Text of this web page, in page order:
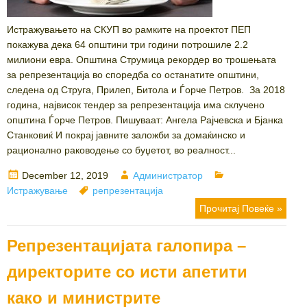
Истражувањето на СКУП во рамките на проектот ПЕП
покажува дека 64 општини три години потрошиле 2.2
милиони евра. Општина Струмица рекордер во трошењата
за репрезентација во споредба со останатите општини,
следена од Струга, Прилеп, Битола и Ѓорче Петров. За 2018
година, највисок тендер за репрезентација има склучено
општина Ѓорче Петров. Пишуваат: Ангела Рајчевска и Бјанка
Станковиќ И покрај јавните заложби за домаќинско и
рационално раководење со буџетот, во реалност...
Posted
on
December 12, 2019 Author
Администратор
Истражување
Tags
репрезентација
Прочитај Повеќе »
Репрезентацијата галопира –
директорите со исти апетити
како и министрите